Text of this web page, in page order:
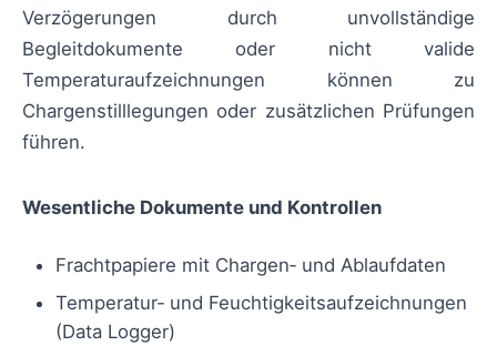
Verzögerungen durch unvollständige
Begleitdokumente oder nicht valide
Temperaturaufzeichnungen können zu
Chargenstilllegungen oder zusätzlichen Prüfungen
führen.
Wesentliche Dokumente und Kontrollen
Frachtpapiere mit Chargen‑ und Ablaufdaten
Temperatur‑ und Feuchtigkeitsaufzeichnungen
(Data Logger)